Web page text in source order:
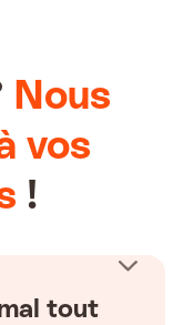
Nous
vos
!
tout